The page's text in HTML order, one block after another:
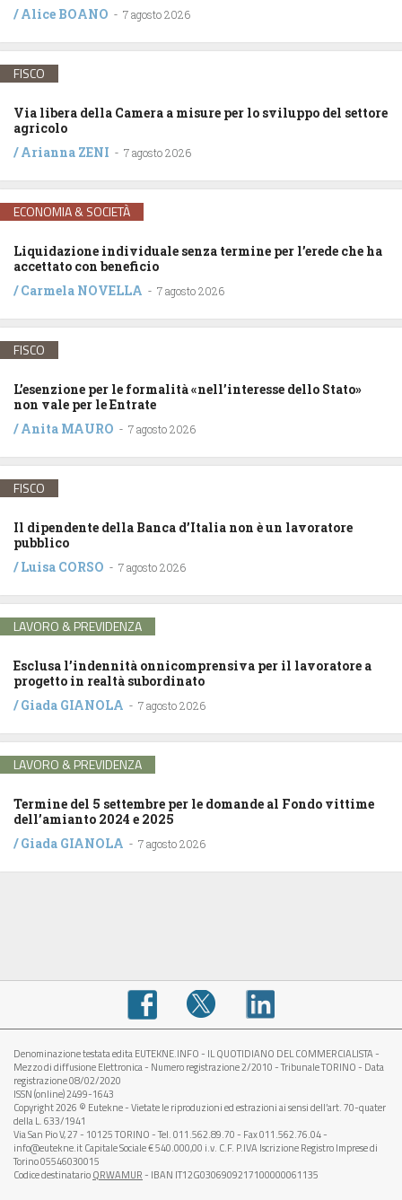
/Alice BOANO - 7 agosto 2026
FISCO
Via libera della Camera a misure per lo sviluppo del settore
agricolo
/Arianna ZENI - 7 agosto 2026
ECONOMIA & SOCIETÀ
Liquidazione individuale senza termine per l’erede che ha
accettato con beneficio
/Carmela NOVELLA - 7 agosto 2026
FISCO
L’esenzione per le formalità «nell’interesse dello Stato»
non vale per le Entrate
/Anita MAURO - 7 agosto 2026
FISCO
Il dipendente della Banca d’Italia non è un lavoratore
pubblico
/Luisa CORSO - 7 agosto 2026
LAVORO & PREVIDENZA
Esclusa l’indennità onnicomprensiva per il lavoratore a
progetto in realtà subordinato
/Giada GIANOLA - 7 agosto 2026
LAVORO & PREVIDENZA
Termine del 5 settembre per le domande al Fondo vittime
dell’amianto 2024 e 2025
/Giada GIANOLA - 7 agosto 2026
Denominazione testata edita EUTEKNE.INFO - IL QUOTIDIANO DEL COMMERCIALISTA -
Mezzo di diffusione Elettronica - Numero registrazione 2/2010 - Tribunale TORINO - Data
registrazione 08/02/2020
ISSN (online) 2499-1643
Copyright 2026 © Eutekne - Vietate le riproduzioni ed estrazioni ai sensi dell’art. 70-quater
della L. 633/1941
Via San Pio V, 27 - 10125 TORINO - Tel. 011.562.89.70 - Fax 011.562.76.04 -
info@eutekne.it Capitale Sociale € 540.000,00 i.v. C.F. P.IVA Iscrizione Registro Imprese di
Torino 05546030015
Codice destinatarioQRWAMUR- IBAN IT12G0306909217100000061135